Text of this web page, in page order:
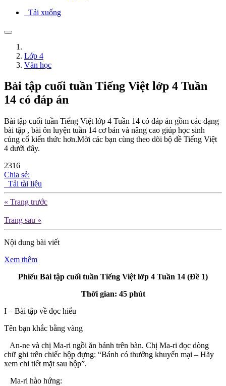
Tải xuống
Lớp 4
Văn học
Bài tập cuối tuần Tiếng Việt lớp 4 Tuần
14 có đáp án
Bài tập cuối tuần Tiếng Việt lớp 4 Tuần 14 có đáp án gồm các dạng
bài tập , bài ôn luyện tuần 14 cơ bản và nâng cao giúp học sinh
củng cố kiến thức hơn.Mời các bạn cùng theo dõi bộ đề Tiếng Việt
4 dưới đây.
2316
Chia sẻ:
Tải tài liệu
« Trang trước
Trang sau »
Nội dung bài viết
Xem thêm
Phiếu Bài tập cuối tuần Tiếng Việt lớp 4 Tuần 14 (Đề 1)
Thời gian: 45 phút
I – Bài tập về đọc hiểu
Tên bạn khắc bằng vàng
An-ne và chị Ma-ri ngồi ăn bánh trên bàn. Chị Ma-ri đọc dòng
chữ ghi trên chiếc hộp đựng: “Bánh có thưởng khuyến mại – Hãy
xem chi tiết mặt sau hộp”.
Ma-ri hào hứng: